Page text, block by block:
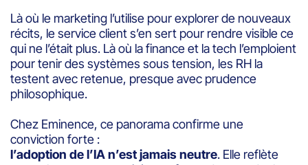
Là où le marketing l’utilise pour explorer de nouveaux
récits, le service client s’en sert pour rendre visible ce
qui ne l’était plus. Là où la finance et la tech l’emploient
pour tenir des systèmes sous tension, les RH la
testent avec retenue, presque avec prudence
philosophique.
Chez Eminence, ce panorama confirme une
conviction forte :
l’adoption de l’IA n’est jamais neutre. Elle reflète